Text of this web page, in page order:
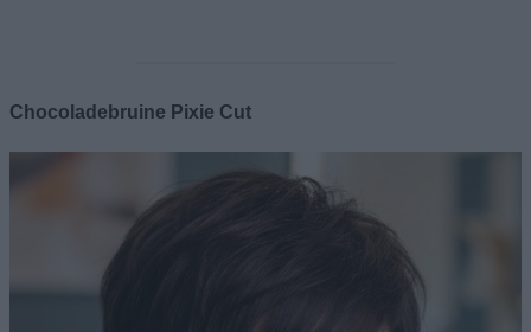
Chocoladebruine Pixie Cut